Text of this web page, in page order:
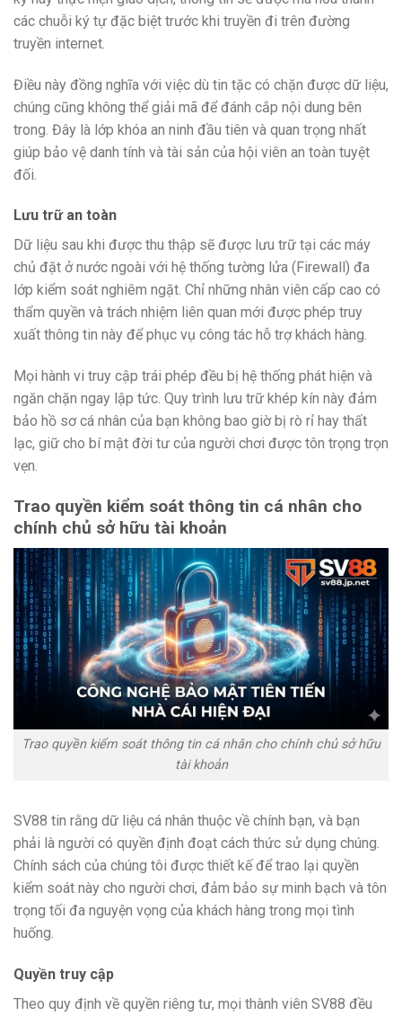
các chuỗi ký tự đặc biệt trước khi truyền đi trên đường
truyền internet.
Điều này đồng nghĩa với việc dù tin tặc có chặn được dữ liệu,
chúng cũng không thể giải mã để đánh cắp nội dung bên
trong. Đây là lớp khóa an ninh đầu tiên và quan trọng nhất
giúp bảo vệ danh tính và tài sản của hội viên an toàn tuyệt
đối.
Lưu trữ an toàn
Dữ liệu sau khi được thu thập sẽ được lưu trữ tại các máy
chủ đặt ở nước ngoài với hệ thống tường lửa (Firewall) đa
lớp kiểm soát nghiêm ngặt. Chỉ những nhân viên cấp cao có
thẩm quyền và trách nhiệm liên quan mới được phép truy
xuất thông tin này để phục vụ công tác hỗ trợ khách hàng.
Mọi hành vi truy cập trái phép đều bị hệ thống phát hiện và
ngăn chặn ngay lập tức. Quy trình lưu trữ khép kín này đảm
bảo hồ sơ cá nhân của bạn không bao giờ bị rò rỉ hay thất
lạc, giữ cho bí mật đời tư của người chơi được tôn trọng trọn
vẹn.
Trao quyền kiểm soát thông tin cá nhân cho
chính chủ sở hữu tài khoản
Trao quyền kiểm soát thông tin cá nhân cho chính chủ sở hữu
tài khoản
SV88 tin rằng dữ liệu cá nhân thuộc về chính bạn, và bạn
phải là người có quyền định đoạt cách thức sử dụng chúng.
Chính sách của chúng tôi được thiết kế để trao lại quyền
kiểm soát này cho người chơi, đảm bảo sự minh bạch và tôn
trọng tối đa nguyện vọng của khách hàng trong mọi tình
huống.
Quyền truy cập
Theo quy định về quyền riêng tư, mọi thành viên SV88 đều